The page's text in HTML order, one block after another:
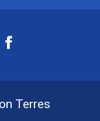
Terres